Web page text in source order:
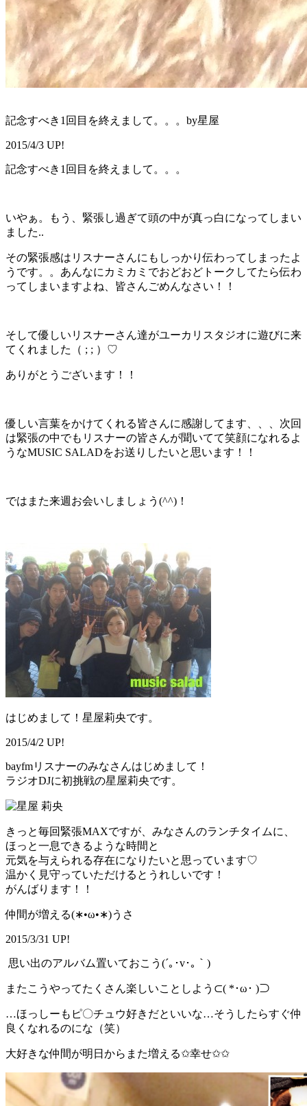
記念すべき1回目を終えまして。。。by星屋
2015/4/3 UP!
記念すべき1回目を終えまして。。。
いやぁ。もう、緊張し過ぎて頭の中が真っ白になってしまい
ました..
その緊張感はリスナーさんにもしっかり伝わってしまったよ
うです。。あんなにカミカミでおどおどトークしてたら伝わ
ってしまいますよね、皆さんごめんなさい！！
そして優しいリスナーさん達がユーカリスタジオに遊びに来
てくれました（ ; ; ）♡
ありがとうございます！！
優しい言葉をかけてくれる皆さんに感謝してます、、、次回
は緊張の中でもリスナーの皆さんが聞いてて笑顔になれるよ
うなMUSIC SALADをお送りしたいと思います！！
ではまた来週お会いしましょう(^^)！
はじめまして！星屋莉央です。
2015/4/2 UP!
bayfmリスナーのみなさんはじめまして！
ラジオDJに初挑戦の星屋莉央です。
きっと毎回緊張MAXですが、みなさんのランチタイムに、
ほっと一息できるような時間と
元気を与えられる存在になりたいと思っています♡
温かく見守っていただけるとうれしいです！
がんばります！！
仲間が増える(∗•ω•∗)うさ
2015/3/31 UP!
思い出のアルバム置いておこう(´｡･v･｡｀)
またこうやってたくさん楽しいことしよう⊂( *･ω･ )⊃
…ほっしーもピ〇チュウ好きだといいな…そうしたらすぐ仲
良くなれるのにな（笑）
大好きな仲間が明日からまた増える✩幸せ✩✩